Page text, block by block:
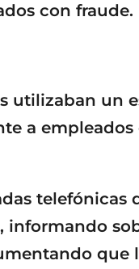
con fraude.
utilizaban un
a empleados
telefónicas
informando
que